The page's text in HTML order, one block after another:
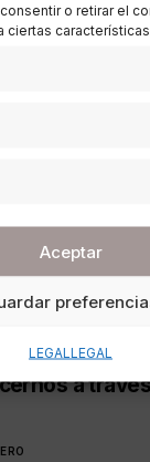
o retirar el
ciertas
Aceptar
LEGAL LEGAL
a